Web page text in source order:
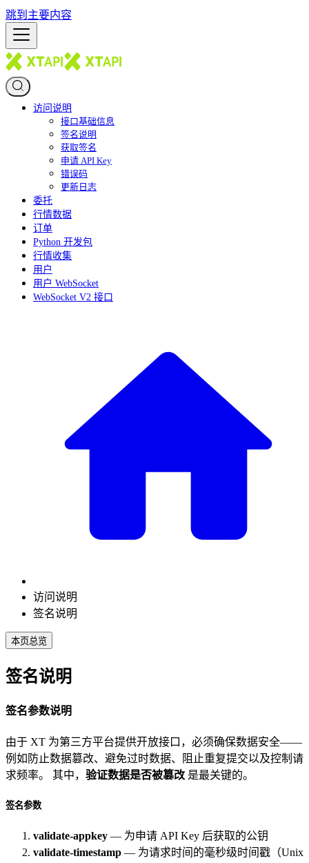
跳到主要内容
访问说明
接口基础信息
签名说明
获取签名
申请 API Key
错误码
更新日志
委托
行情数据
订单
Python 开发包
行情收集
用户
用户 WebSocket
WebSocket V2 接口
访问说明
签名说明
本页总览
签名说明
签名参数说明
由于 XT 为第三方平台提供开放接口，必须确保数据安全——
例如防止数据篡改、避免过时数据、阻止重复提交以及控制请
求频率。 其中， 验证数据是否被篡改 是最关键的。
签名参数
validate-appkey — 为申请 API Key 后获取的公钥
validate-timestamp — 为请求时间的毫秒级时间戳（Unix